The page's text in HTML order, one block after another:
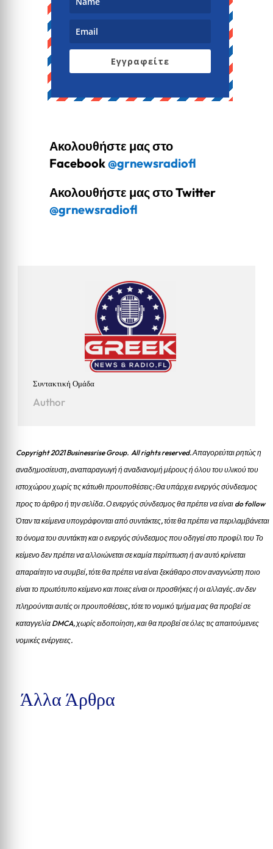
Εγγραφείτε
Ακολουθήστε μας στο
Facebook@grnewsradiofl
Ακολουθήστε μας στο Twitter
@grnewsradiofl
Συντακτική Ομάδα
Author
Copyright 2021 Businessrise Group. All rights reserved. Απαγορεύται ρητώς η
αναδημοσίευση, αναπαραγωγή ή αναδιανομή μέρους ή όλου του υλικού του
ιστοχώρου χωρίς τις κάτωθι προυποθέσεις: Θα υπάρχει ενεργός σύνδεσμος
προς το άρθρο ή την σελίδα.Ο ενεργός σύνδεσμος θα πρέπει να είναι do follow
Όταν τα κείμενα υπογράφονται από συντάκτες, τότε θα πρέπει να περιλαμβάνεται
το όνομα του συντάκτη και ο ενεργός σύνδεσμος που οδηγεί στο προφίλ του Το
κείμενο δεν πρέπει να αλλοιώνεται σε καμία περίπτωση ή αν αυτό κρίνεται
απαραίτητο να συμβεί, τότε θα πρέπει να είναι ξεκάθαρο στον αναγνώστη ποιο
είναι το πρωτότυπο κείμενο και ποιες είναι οι προσθήκες ή οι αλλαγές. αν δεν
πληρούνται αυτές οι προυποθέσεις, τότε το νομικό τμήμα μας θα προβεί σε
καταγγελία DMCA, χωρίς ειδοποίηση, και θα προβεί σε όλες τις απαιτούμενες
νομικές ενέργειες.
Άλλα Άρθρα